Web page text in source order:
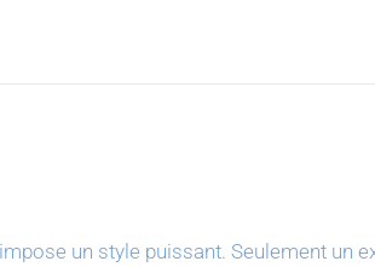
un style puissant. Seulement un